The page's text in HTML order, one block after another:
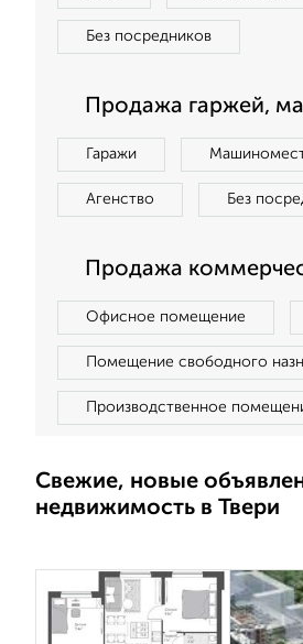
Без посредников
Продажа гаржей,
Гаражи
Агенство Без
Продажа
Офисное помещение
Помещение свободного
Производственное
Свежие, новые
недвижимость в Твери